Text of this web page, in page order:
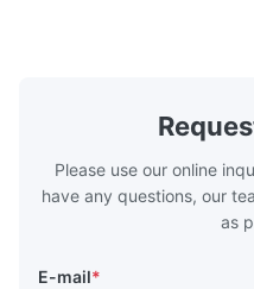
UV plate making machine
making machine
Please use our online
have any questions, our
as
E-mail*